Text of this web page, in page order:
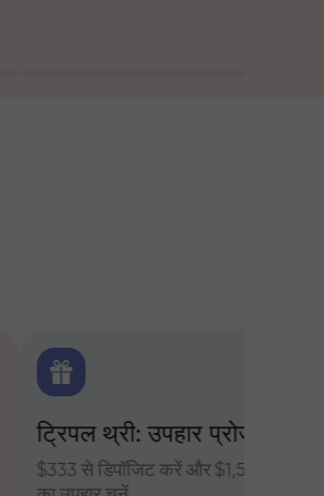
थ्री: उपहार प्रोजेक्ट
डिपॉजिट करें और $1,500 तक